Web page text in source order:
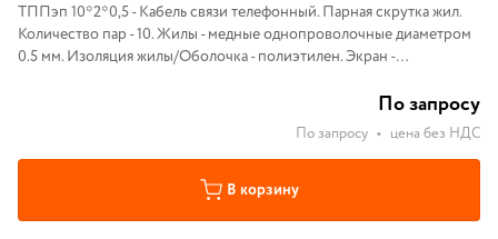
ТППэп 10*2*0,5 - Кабель связи телефонный. Парная скрутка жил.
Количество пар - 10. Жилы - медные однопроволочные диаметром
0.5 мм. Изоляция жилы/Оболочка - полиэтилен. Экран -
По запросу
По запросу • цена без НДС
В корзину